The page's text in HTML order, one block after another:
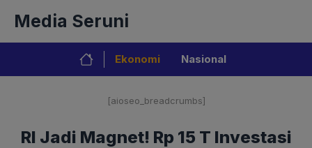
isi
Media Seruni
Ekonomi Nasional
[aioseo_breadcrumbs]
RI Jadi Magnet! Rp 15 T Investasi